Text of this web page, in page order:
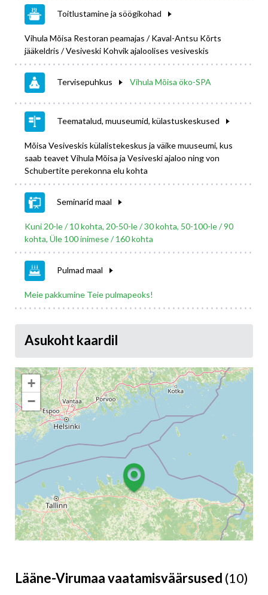
Toitlustamine ja söögikohad
Vihula Mõisa Restoran peamajas / Kaval-Antsu Kõrts
jääkeldris / Vesiveski Kohvik ajaloolises vesiveskis
Tervisepuhkus Vihula Mõisa öko-SPA
Teematalud, muuseumid, külastuskeskused
Mõisa Vesiveskis külalistekeskus ja väike muuseumi, kus
saab teavet Vihula Mõisa ja Vesiveski ajaloo ning von
Schubertite perekonna elu kohta
Seminarid maal
Kuni 20-le / 10 kohta, 20-50-le / 30 kohta, 50-100-le / 90
kohta, Üle 100 inimese / 160 kohta
Pulmad maal
Meie pakkumine Teie pulmapeoks!
Asukoht kaardil
+
−
Lääne-Virumaa vaatamisväärsused (10)